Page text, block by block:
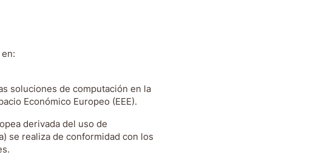
soluciones de computación en la
Económico Europeo (EEE).
derivada del uso de
se realiza de conformidad con los